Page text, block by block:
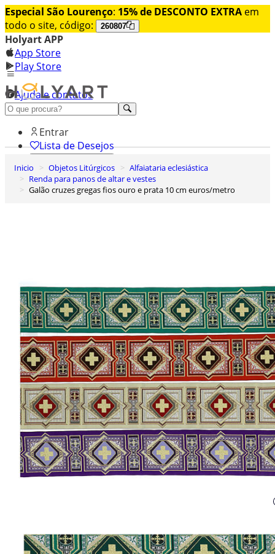
Especial São Lourenço: 15% de DESCONTO EXTRA em
todo o site, código:
260807
Holyart APP
App Store
Play Store
Ajuda e contatos
Conheça premium
Entrar
Lista de Desejos
0
Carrinho de Compras
Inicio Objetos Litúrgicos
Alfaiataria eclesiástica
Renda para panos de altar e vestes
Galão cruzes gregas fios ouro e prata 10 cm euros/metro